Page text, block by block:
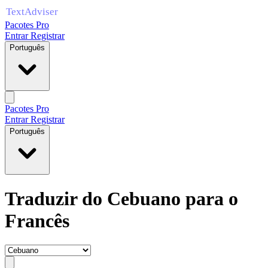
Pacotes Pro
EntrarRegistrar
Português
Pacotes Pro
EntrarRegistrar
Português
Traduzir do Cebuano para o
Francês